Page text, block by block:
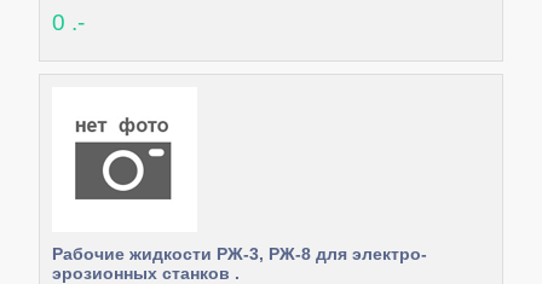
0 .-
Рабочие жидкости РЖ-3, РЖ-8 для электро-
эрозионных станков .